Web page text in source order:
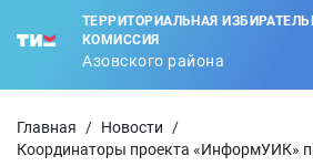
ТЕРРИТОРИАЛЬНАЯ
КОМИССИЯ
Азовского района
Главная / Новости
/
Координаторы проекта «ИнформУИК»